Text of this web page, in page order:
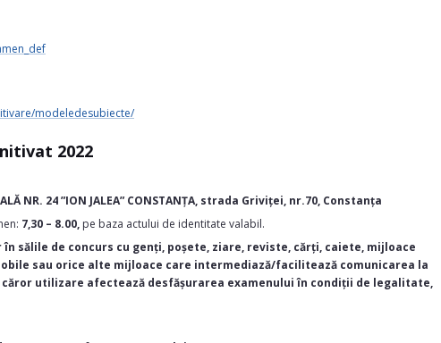
modeledesubiecte/
2022
NR. 24 ”ION JALEA” CONSTANȚA, strada Griviței, nr.70, Constanța
7,30 – 8.00, pe baza actului de identitate valabil.
în sălile de concurs cu genți, poșete, ziare, reviste, cărți, caiete, mijloace
sau orice alte mijloace care intermediază/facilitează comunicarea la
utilizare afectează desfășurarea examenului în condiții de legalitate,